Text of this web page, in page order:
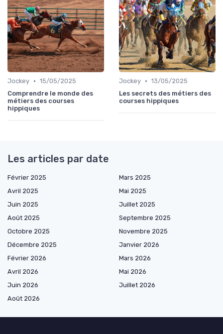
Jockey • 15/05/2025
Comprendre le monde des
métiers des courses
hippiques
Jockey • 13/05/2025
Les secrets des métiers des
courses hippiques
Les articles par date
Février 2025
Mars 2025
Avril 2025
Mai 2025
Juin 2025
Juillet 2025
Août 2025
Septembre 2025
Octobre 2025
Novembre 2025
Décembre 2025
Janvier 2026
Février 2026
Mars 2026
Avril 2026
Mai 2026
Juin 2026
Juillet 2026
Août 2026